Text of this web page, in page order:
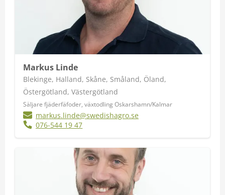
Markus Linde
Blekinge, Halland, Skåne, Småland, Öland,
Östergötland, Västergötland
Säljare fjäderfäfoder, växtodling Oskarshamn/Kalmar
markus.linde@swedishagro.se
076-544 19 47